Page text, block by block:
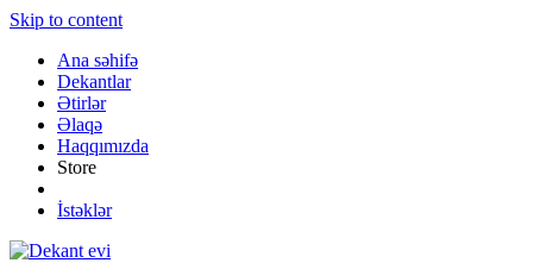
Skip to content
Ana səhifə
Dekantlar
Ətirlər
Əlaqə
Haqqımızda
Store
İstəklər